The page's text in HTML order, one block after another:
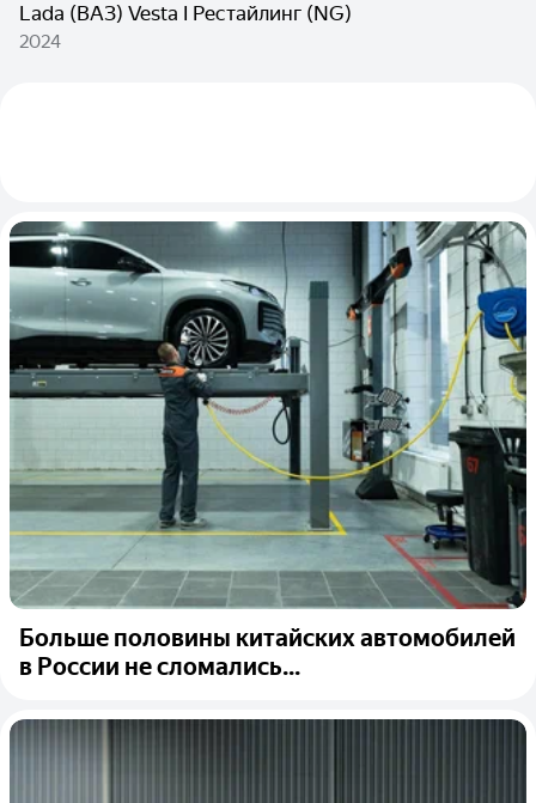
Lada (ВАЗ) Vesta I Рестайлинг (NG)
2024
Больше половины китайских автомобилей
в России не сломались...